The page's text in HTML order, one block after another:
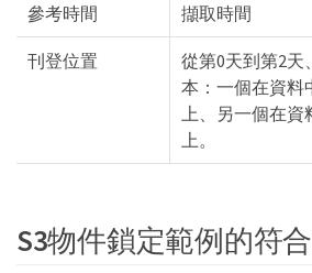
參考時間 擷取時間
刊登位置
從第0天到第2天
本：一個在資料
上、另一個在
上。
S3物件鎖定範例的符